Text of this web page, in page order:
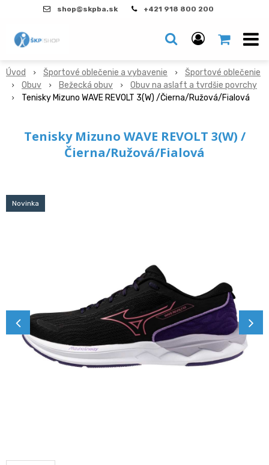
shop@skpba.sk +421 918 800 200
Úvod Športové oblečenie a vybavenie
Športové oblečenie
Obuv
Bežecká obuv
Obuv na aslaft a tvrdšie povrchy
Tenisky Mizuno WAVE REVOLT 3(W) /Čierna/Ružová/Fialová
Tenisky Mizuno WAVE REVOLT 3(W) /
Čierna/Ružová/Fialová
Novinka